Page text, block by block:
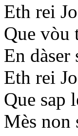
Eth rei
Que vòu
En dàser
Eth rei
Que sap
Mès non